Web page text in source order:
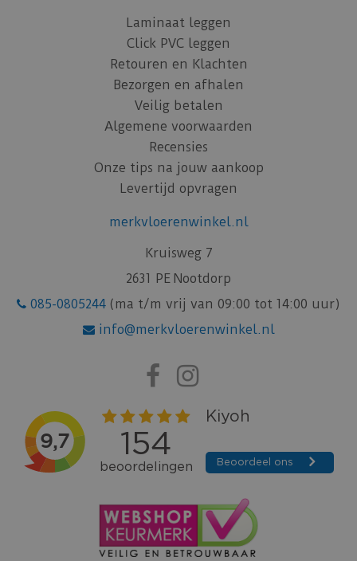
Laminaat leggen
Click PVC leggen
Retouren en Klachten
Bezorgen en afhalen
Veilig betalen
Algemene voorwaarden
Recensies
Onze tips na jouw aankoop
Levertijd opvragen
merkvloerenwinkel.nl
Kruisweg 7
2631 PE Nootdorp
085-0805244 (ma t/m vrij van 09:00 tot 14:00 uur)
info@merkvloerenwinkel.nl